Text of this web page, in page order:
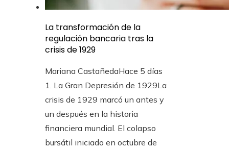
La transformación de la
regulación bancaria tras la
crisis de 1929
Mariana CastañedaHace 5 días
1. La Gran Depresión de 1929La
crisis de 1929 marcó un antes y
un después en la historia
financiera mundial. El colapso
bursátil iniciado en octubre de